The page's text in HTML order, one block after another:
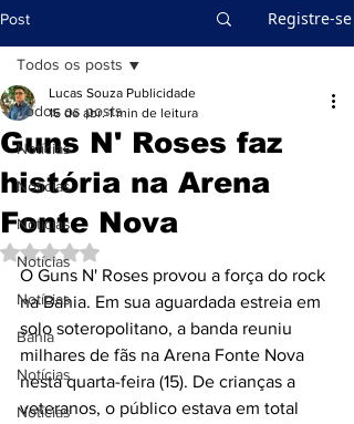
Post Registre-se
Todos os posts
Notícias
Notícias
Notícias
Notícias
Notícias
Bahia
Notícias
Notícias
Todos os posts
Guns N' Roses faz
história na Arena
Fonte Nova
Lucas Souza Publicidade
16 de abr. 1 min de leitura
Avaliado com NaN de 5 estrelas.
O Guns N' Roses provou a força do rock
na Bahia. Em sua aguardada estreia em
solo soteropolitano, a banda reuniu
milhares de fãs na Arena Fonte Nova
nesta quarta-feira (15). De crianças a
veteranos, o público estava em total